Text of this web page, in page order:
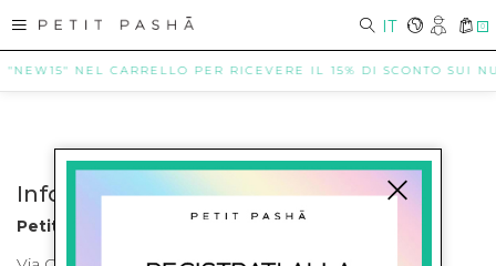
IT 0
NEL CARRELLO PER RICEVERE IL 15% DI SCONTO SUI
Info contatti
Petit Pasha